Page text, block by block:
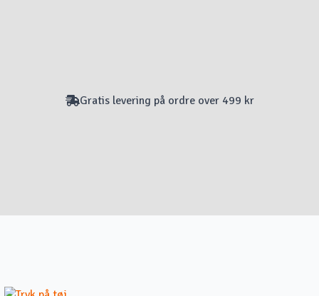
Gratis levering på ordre over 499 kr